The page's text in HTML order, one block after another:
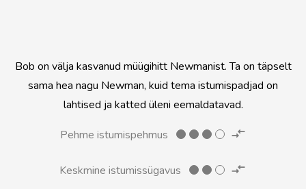
Bob on välja kasvanud müügihitt Newmanist. Ta on täpselt
sama hea nagu Newman, kuid tema istumispadjad on
lahtised ja katted üleni eemaldatavad.
Pehme istumispehmus
Keskmine istumissügavus